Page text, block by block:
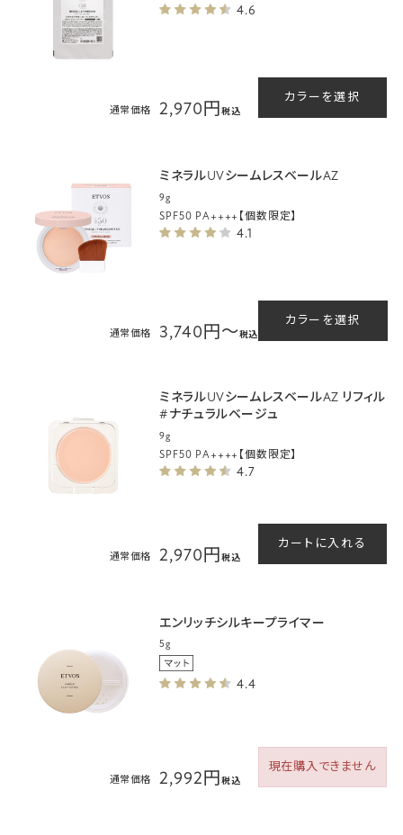
4.6
2,970円税込
通常価格
カラーを選択
ミネラルUVシームレスベールAZ
9g
4.1
SPF50 PA++++【個数限定】
3,740円～税込
通常価格
カラーを選択
ミネラルUVシームレスベールAZ リフィル
#ナチュラルベージュ
9g
4.7
SPF50 PA++++【個数限定】
2,970円税込
通常価格
カートに入れる
エンリッチシルキープライマー
5g
4.4
2,992円税込
通常価格
現在購入できません